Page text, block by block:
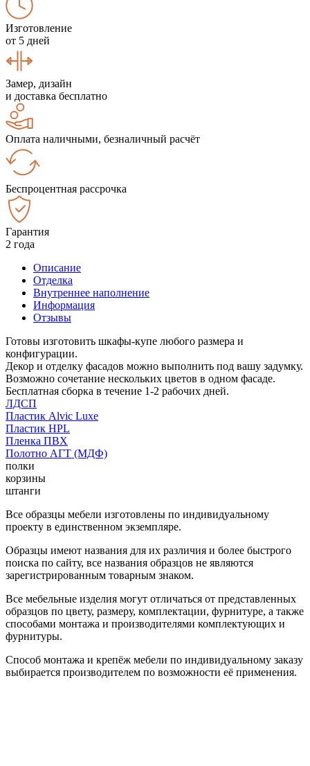
Изготовление
от 5 дней
Замер, дизайн
и доставка бесплатно
Оплата наличными, безналичный расчёт
Беспроцентная рассрочка
Гарантия
2 года
Описание
Отделка
Внутреннее наполнение
Информация
Отзывы
Готовы изготовить шкафы-купе любого размера и
конфигурации.
Декор и отделку фасадов можно выполнить под вашу задумку.
Возможно сочетание нескольких цветов в одном фасаде.
Бесплатная сборка в течение 1-2 рабочих дней.
ЛДСП
Пластик Alvic Luxe
Пластик HPL
Пленка ПВХ
Полотно АГТ (МДФ)
полки
корзины
штанги
Все образцы мебели изготовлены по индивидуальному
проекту в единственном экземпляре.
Образцы имеют названия для их различия и более быстрого
поиска по сайту, все названия образцов не являются
зарегистрированным товарным знаком.
Все мебельные изделия могут отличаться от представленных
образцов по цвету, размеру, комплектации, фурнитуре, а также
способами монтажа и производителями комплектующих и
фурнитуры.
Способ монтажа и крепёж мебели по индивидуальному заказу
выбирается производителем по возможности её применения.